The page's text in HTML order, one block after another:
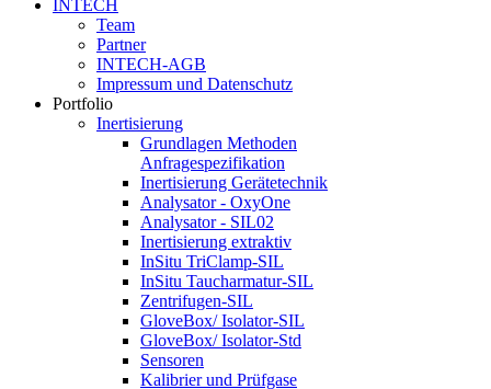
INTECH
Team
Partner
INTECH-AGB
Impressum und Datenschutz
Portfolio
Inertisierung
Grundlagen Methoden
Anfragespezifikation
Inertisierung Gerätetechnik
Analysator - OxyOne
Analysator - SIL02
Inertisierung extraktiv
InSitu TriClamp-SIL
InSitu Taucharmatur-SIL
Zentrifugen-SIL
GloveBox/ Isolator-SIL
GloveBox/ Isolator-Std
Sensoren
Kalibrier und Prüfgase